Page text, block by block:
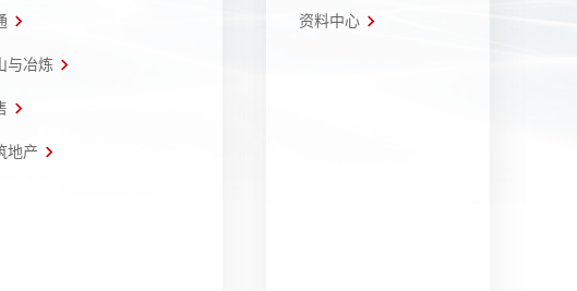
与冶炼
地产
资料中心